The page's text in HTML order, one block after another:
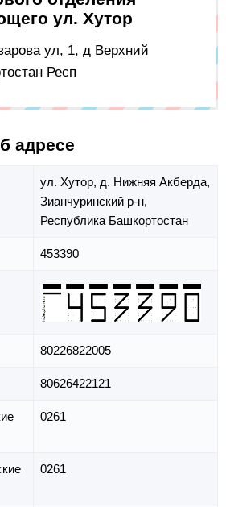
ул. Хутор
ул, 1, д Верхний
Респ
адресе
ул. Хутор, д. Нижняя Акберда,
Зианчуринский р-н,
Республика Башкортостан
453390
80226822005
80626422121
0261
0261